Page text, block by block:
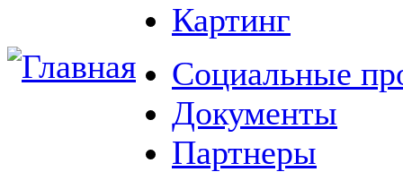
Картинг
Социальные
Документы
Партнеры